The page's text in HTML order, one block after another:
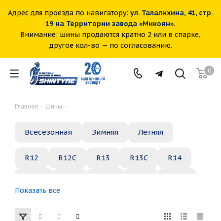
Адрес для проезда по навигатору: ул. Талалихина, 41, стр.
19 на Территории завода «Микоян».
Внимание: шины продаются кратно 2 или в спарке,
другое кол-во — по согласованию.
0
Главная - Шины -
Всесезонная Зимняя Летняя
R12 R12C R13 R13C R14
Показать все